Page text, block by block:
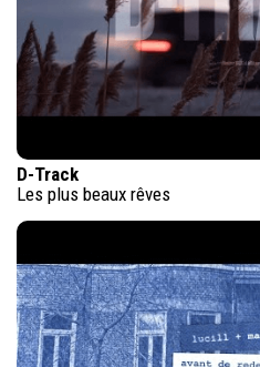
D-Track
Les plus beaux rêves